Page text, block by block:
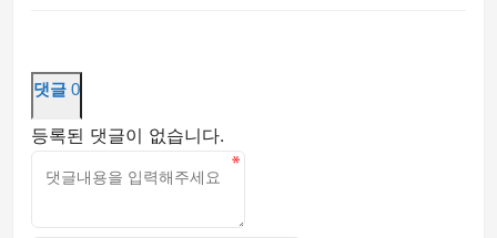
댓글 0
등록된 댓글이 없습니다.